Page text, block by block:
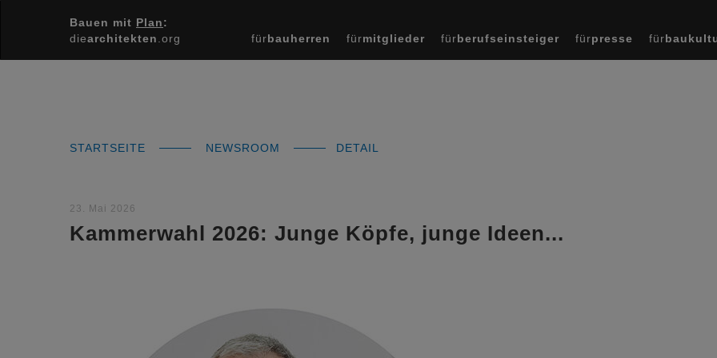
Bauen mit Plan:
diearchitekten .org fürbauherren fürmitglieder fürberufseinsteiger fürpresse für
STARTSEITE NEWSROOM DETAIL
23. Mai 2026
Kammerwahl 2026: Junge Köpfe, junge Ideen...